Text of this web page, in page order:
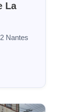
La
Nantes